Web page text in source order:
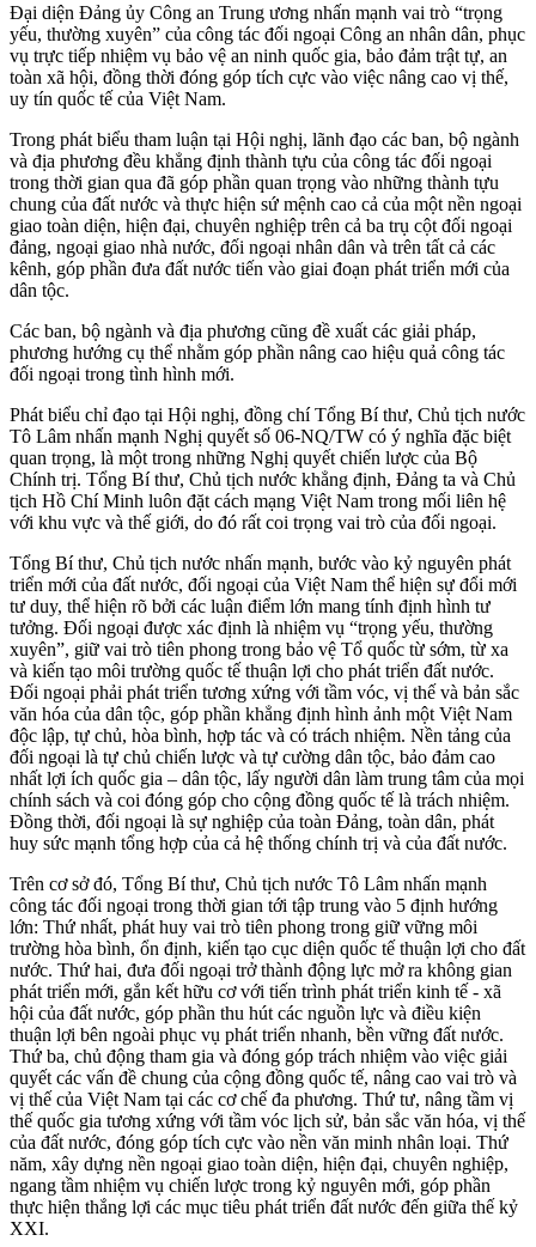
Đại diện Đảng ủy Công an Trung ương nhấn mạnh vai trò “trọng
yếu, thường xuyên” của công tác đối ngoại Công an nhân dân, phục
vụ trực tiếp nhiệm vụ bảo vệ an ninh quốc gia, bảo đảm trật tự, an
toàn xã hội, đồng thời đóng góp tích cực vào việc nâng cao vị thế,
uy tín quốc tế của Việt Nam.
Trong phát biểu tham luận tại Hội nghị, lãnh đạo các ban, bộ ngành
và địa phương đều khẳng định thành tựu của công tác đối ngoại
trong thời gian qua đã góp phần quan trọng vào những thành tựu
chung của đất nước và thực hiện sứ mệnh cao cả của một nền ngoại
giao toàn diện, hiện đại, chuyên nghiệp trên cả ba trụ cột đối ngoại
đảng, ngoại giao nhà nước, đối ngoại nhân dân và trên tất cả các
kênh, góp phần đưa đất nước tiến vào giai đoạn phát triển mới của
dân tộc.
Các ban, bộ ngành và địa phương cũng đề xuất các giải pháp,
phương hướng cụ thể nhằm góp phần nâng cao hiệu quả công tác
đối ngoại trong tình hình mới.
Phát biểu chỉ đạo tại Hội nghị, đồng chí Tổng Bí thư, Chủ tịch nước
Tô Lâm nhấn mạnh Nghị quyết số 06-NQ/TW có ý nghĩa đặc biệt
quan trọng, là một trong những Nghị quyết chiến lược của Bộ
Chính trị. Tổng Bí thư, Chủ tịch nước khẳng định, Đảng ta và Chủ
tịch Hồ Chí Minh luôn đặt cách mạng Việt Nam trong mối liên hệ
với khu vực và thế giới, do đó rất coi trọng vai trò của đối ngoại.
Tổng Bí thư, Chủ tịch nước nhấn mạnh, bước vào kỷ nguyên phát
triển mới của đất nước, đối ngoại của Việt Nam thể hiện sự đổi mới
tư duy, thể hiện rõ bởi các luận điểm lớn mang tính định hình tư
tưởng. Đối ngoại được xác định là nhiệm vụ “trọng yếu, thường
xuyên”, giữ vai trò tiên phong trong bảo vệ Tổ quốc từ sớm, từ xa
và kiến tạo môi trường quốc tế thuận lợi cho phát triển đất nước.
Đối ngoại phải phát triển tương xứng với tầm vóc, vị thế và bản sắc
văn hóa của dân tộc, góp phần khẳng định hình ảnh một Việt Nam
độc lập, tự chủ, hòa bình, hợp tác và có trách nhiệm. Nền tảng của
đối ngoại là tự chủ chiến lược và tự cường dân tộc, bảo đảm cao
nhất lợi ích quốc gia – dân tộc, lấy người dân làm trung tâm của mọi
chính sách và coi đóng góp cho cộng đồng quốc tế là trách nhiệm.
Đồng thời, đối ngoại là sự nghiệp của toàn Đảng, toàn dân, phát
huy sức mạnh tổng hợp của cả hệ thống chính trị và của đất nước.
Trên cơ sở đó, Tổng Bí thư, Chủ tịch nước Tô Lâm nhấn mạnh
công tác đối ngoại trong thời gian tới tập trung vào 5 định hướng
lớn: Thứ nhất, phát huy vai trò tiên phong trong giữ vững môi
trường hòa bình, ổn định, kiến tạo cục diện quốc tế thuận lợi cho đất
nước. Thứ hai, đưa đối ngoại trở thành động lực mở ra không gian
phát triển mới, gắn kết hữu cơ với tiến trình phát triển kinh tế - xã
hội của đất nước, góp phần thu hút các nguồn lực và điều kiện
thuận lợi bên ngoài phục vụ phát triển nhanh, bền vững đất nước.
Thứ ba, chủ động tham gia và đóng góp trách nhiệm vào việc giải
quyết các vấn đề chung của cộng đồng quốc tế, nâng cao vai trò và
vị thế của Việt Nam tại các cơ chế đa phương. Thứ tư, nâng tầm vị
thế quốc gia tương xứng với tầm vóc lịch sử, bản sắc văn hóa, vị thế
của đất nước, đóng góp tích cực vào nền văn minh nhân loại. Thứ
năm, xây dựng nền ngoại giao toàn diện, hiện đại, chuyên nghiệp,
ngang tầm nhiệm vụ chiến lược trong kỷ nguyên mới, góp phần
thực hiện thắng lợi các mục tiêu phát triển đất nước đến giữa thế kỷ
XXI.